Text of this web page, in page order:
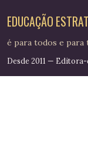
EDUCAÇÃO
é para todos e para
Desde 2011 —